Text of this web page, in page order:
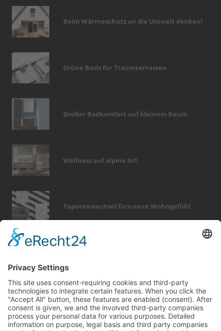
Beim Wärmeschutz an die Umwelt denken!
Grüne Basis für Traumterrassen
Großer Badkomfort auf kleinem Raum
Wellness auf alpine Art
Tapetenwechsel fürs neue Wohngefühl
küche zaun fliesen kamin
modernisieren
fenster
dekoration sicherheit
wärme
dämmung
hausbau feuer wellness fußboden